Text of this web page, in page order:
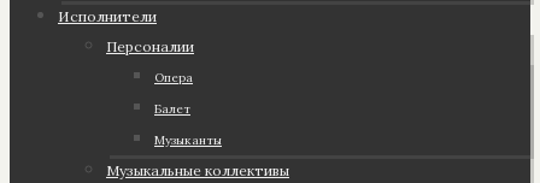
Исполнители
Персоналии
Опера
Балет
Музыканты
Музыкальные коллективы